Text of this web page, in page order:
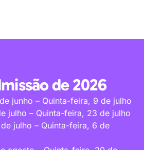
de 2026
junho – Quinta-feira, 9 de julho
julho – Quinta-feira, 23 de julho
julho – Quinta-feira, 6 de